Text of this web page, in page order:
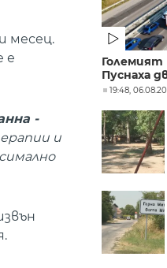
месец.
е
-
и
Големият
Пуснаха
19:48,